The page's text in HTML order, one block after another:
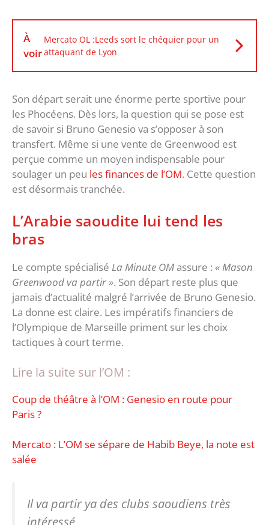
À
voir
Mercato OL :Leeds sort le chéquier pour un
attaquant de Lyon
Son départ serait une énorme perte sportive pour
les Phocéens. Dès lors, la question qui se pose est
de savoir si Bruno Genesio va s’opposer à son
transfert. Même si une vente de Greenwood est
perçue comme un moyen indispensable pour
soulager un peu les finances de l’OM. Cette question
est désormais tranchée.
L’Arabie saoudite lui tend les
bras
Le compte spécialisé La Minute OMassure : « Mason
Greenwood va partir ». Son départ reste plus que
jamais d’actualité malgré l’arrivée de Bruno Genesio.
La donne est claire. Les impératifs financiers de
l’Olympique de Marseille priment sur les choix
tactiques à court terme.
Lire la suite sur l’OM :
Coup de théâtre à l’OM : Genesio en route pour
Paris ?
Mercato : L’OM se sépare de Habib Beye, la note est
salée
Il va partir ya des clubs saoudiens très
intéressé